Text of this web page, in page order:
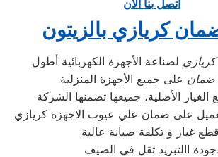
اتصل بنا الان
كريازي بالزيتون
كريازي لصناعة الأجهزة الكهربائية أطول
ضمان
الأصلية، جميعها تضمنها الشركة
على ضمان علي عيوب الاجهزة كريازي
جودة االتبريد تقل في الصيف.